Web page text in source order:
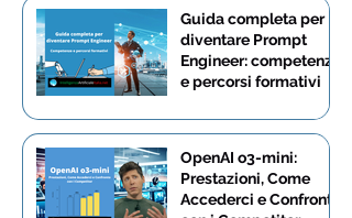
Guida completa per
diventare Prompt
Engineer: competenze
e percorsi formativi
OpenAI o3-mini:
Prestazioni, Come
Accederci e Confronto